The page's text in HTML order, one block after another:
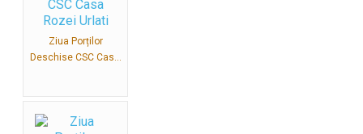
Ziua Porților
Deschise CSC Cas...